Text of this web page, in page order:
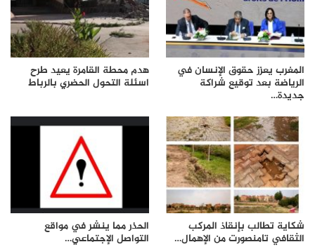
المغرب يعزز حقوق الإنسان في
الرياضة بعد توقيع شراكة
جديدة…
هدم محطة القامرة يعيد طرح
اسئلة التحول الحضري بالرباط
شكاية تطالب بإنقاذ المركب
الثقافي تامنصورت من الإهمال…
الحذر مما ينشر في مواقع
التواصل الإجتماعي…